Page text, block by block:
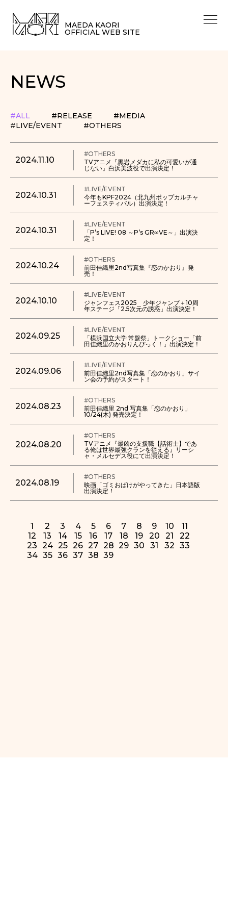
MAEDA KAORI
OFFICIAL WEB SITE
NEWS
#ALL #RELEASE
#MEDIA
#LIVE/EVENT
#OTHERS
2024.11.10
#OTHERS
TVアニメ『黒岩メダカに私の可愛いが通
じない』白浜美波役で出演決定！
2024.10.31
#LIVE/EVENT
今年もKPF2024（北九州ポップカルチャ
ーフェスティバル）出演決定！
2024.10.31
#LIVE/EVENT
「P’s LIVE! 08 ～P’s GR∞VE～」出演決
定！
2024.10.24
#OTHERS
前田佳織里2nd写真集『恋のかおり』発
売！
2024.10.10
#LIVE/EVENT
ジャンフェス2025 少年ジャンプ＋10周
年ステージ「2.5次元の誘惑」出演決定！
2024.09.25
#LIVE/EVENT
「横浜国立大学 常盤祭」トークショー「前
田佳織里のかおりんぴっく！」出演決定！
2024.09.06
#LIVE/EVENT
前田佳織里2nd写真集「恋のかおり」サイ
ン会の予約がスタート！
2024.08.23
#OTHERS
前田佳織里 2nd 写真集「恋のかおり」
10/24(木) 発売決定！
2024.08.20
#OTHERS
TVアニメ『最凶の支援職【話術士】であ
る俺は世界最強クランを従える』リーシ
ャ・メルセデス役にて出演決定！
2024.08.19
#OTHERS
映画「ゴミおばけがやってきた」日本語版
出演決定！
1 2 3 4 5 6 7 8 9 10
11
12
13 14 15 16 17 18 19 20 21
22
23 24 25 26 27 28 29 30 31 32 33
34 35 36 37 38 39